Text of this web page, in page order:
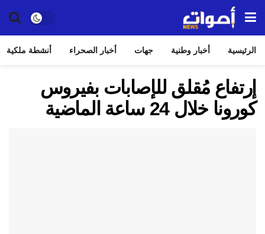
الرئيسية أخبار وطنية جهات أخبار الصحراء أنشطة ملكية
إرتفاع مُقلق للإصابات بفيروس
كورونا خلال 24 ساعة الماضية